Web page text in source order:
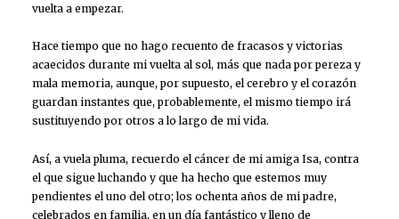
vuelta a empezar.
Hace tiempo que no hago recuento de fracasos y victorias
acaecidos durante mi vuelta al sol, más que nada por pereza y
mala memoria, aunque, por supuesto, el cerebro y el corazón
guardan instantes que, probablemente, el mismo tiempo irá
sustituyendo por otros a lo largo de mi vida.
Así, a vuela pluma, recuerdo el cáncer de mi amiga Isa, contra
el que sigue luchando y que ha hecho que estemos muy
pendientes el uno del otro; los ochenta años de mi padre,
celebrados en familia, en un día fantástico y lleno de